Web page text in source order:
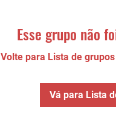
Esse grupo não
Volte para Lista de
Vá para Lista